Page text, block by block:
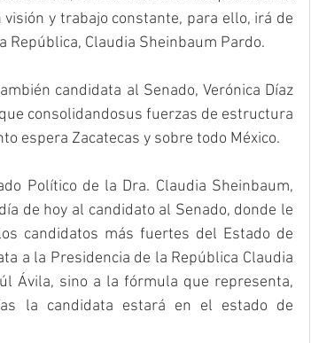
y trabajo constante, para ello, irá de
República, Claudia Sheinbaum Pardo.
candidata al Senado, Verónica Díaz
consolidandosus fuerzas de estructura
espera Zacatecas y sobre todo México.
Político de la Dra. Claudia Sheinbaum,
de hoy al candidato al Senado, donde le
candidatos más fuertes del Estado de
a la Presidencia de la República Claudia
Ávila, sino a la fórmula que representa,
la candidata estará en el estado de